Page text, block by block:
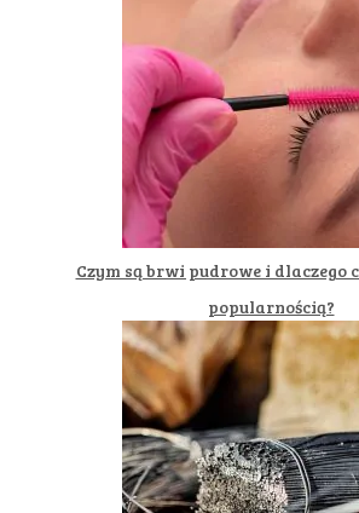
Czym są brwi pudrowe i dlaczego
popularnością?